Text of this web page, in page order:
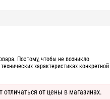
Поэтому, чтобы не возникло
характеристиках конкретной
от цены в магазинах.